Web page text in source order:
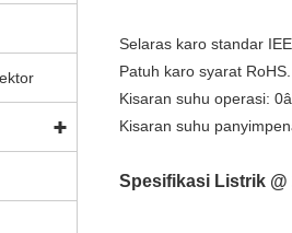
Selaras karo standar
Patuh karo syarat RoHS.
Kisaran suhu operasi:
Kisaran suhu
Spesifikasi Listrik @